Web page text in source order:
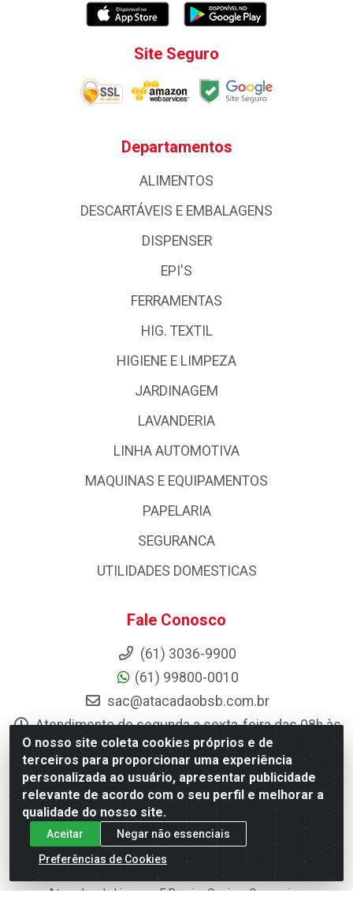
O nosso site coleta cookies próprios e de
terceiros para proporcionar uma experiência
personalizada ao usuário, apresentar publicidade
relevante de acordo com o seu perfil e melhorar a
qualidade do nosso site.
Aceitar
Negar não essenciais
Preferências de Cookies
Site Seguro
Departamentos
ALIMENTOS
DESCARTÁVEIS E EMBALAGENS
DISPENSER
EPI'S
FERRAMENTAS
HIG. TEXTIL
HIGIENE E LIMPEZA
JARDINAGEM
LAVANDERIA
LINHA AUTOMOTIVA
MAQUINAS E EQUIPAMENTOS
PAPELARIA
SEGURANCA
UTILIDADES DOMESTICAS
Fale Conosco
(61) 3036-9900
(61) 99800-0010
sac@atacadaobsb.com.br
Atendimento de segunda a sexta-feira das 08h às
12h e das 13h30 às 17h30
Instagram
Formas de Pagamento
Atacadao da Limpeza F. Pereira Queiroz Comercio e